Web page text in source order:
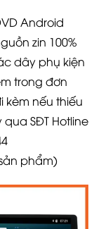
Android
zin 100%
dây phụ kiện
trong đơn
kèm nếu thiếu
SĐT Hotline
phẩm)